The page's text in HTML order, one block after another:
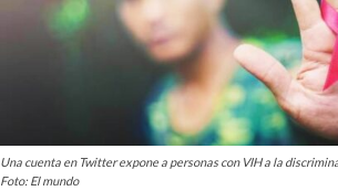
Una cuenta en Twitter expone a personas con VIH a la
Foto: El mundo